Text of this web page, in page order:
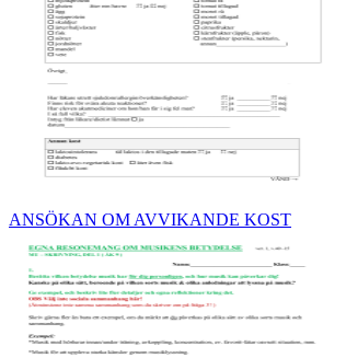
ANSÖKAN OM AVVIKANDE KOST